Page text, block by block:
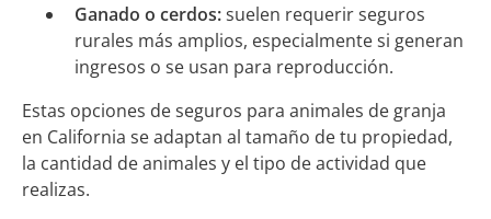
Ganado o cerdos:suelen requerir seguros
rurales más amplios, especialmente si generan
ingresos o se usan para reproducción.
Estas opciones de seguros para animales de granja
en California se adaptan al tamaño de tu propiedad,
la cantidad de animales y el tipo de actividad que
realizas.